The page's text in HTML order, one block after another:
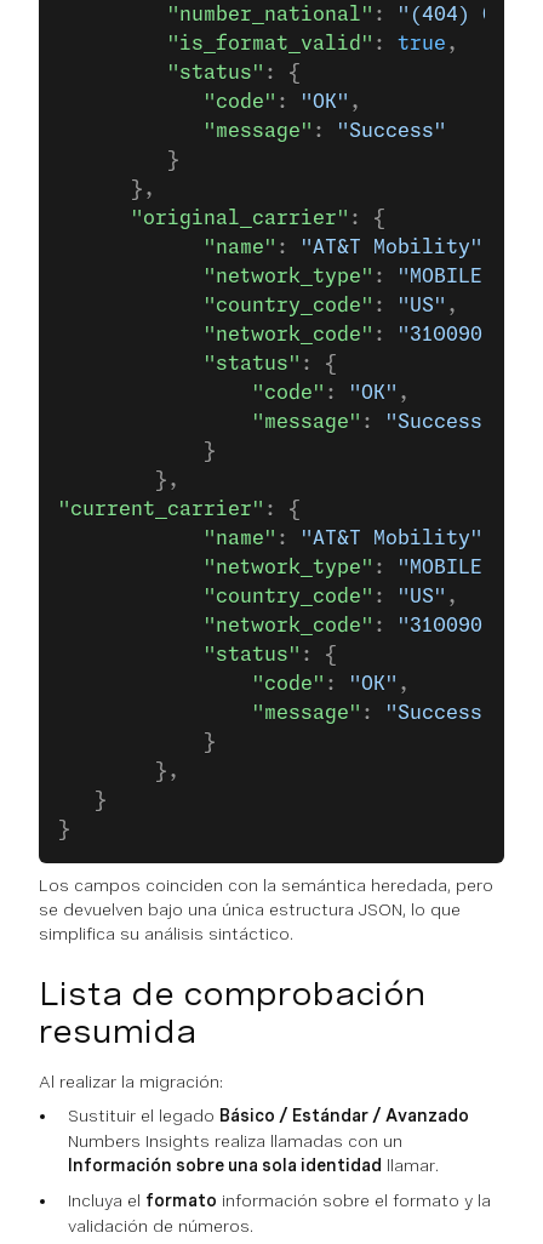
         "number_national"
:
"(404) 000-
         "is_format_valid"
: true ,
         "status"
: {
            "code"
: "OK" ,
            "message"
:
"Success"
         }
      },
      "original_carrier"
: {
            "name"
: "AT&T Mobility"
            "network_type"
: "MOBILE"
            "country_code"
: "US" ,
            "network_code"
: "310090"
            "status"
: {
                "code"
: "OK" ,
                "message"
:
"Success"
            }
        },
"current_carrier" : {
            "name"
: "AT&T Mobility"
            "network_type"
: "MOBILE"
            "country_code"
: "US" ,
            "network_code"
: "310090"
            "status"
: {
                "code"
: "OK" ,
                "message"
:
"Success"
            }
        },
   }
}
Los campos coinciden con la semántica heredada, pero
se devuelven bajo una única estructura JSON, lo que
simplifica su análisis sintáctico.
Lista de comprobación
resumida
Al realizar la migración:
Sustituir el legado Básico / Estándar / Avanzado
Numbers Insights realiza llamadas con un
Información sobre una sola identidad llamar.
Incluya el formato información sobre el formato y la
validación de números.